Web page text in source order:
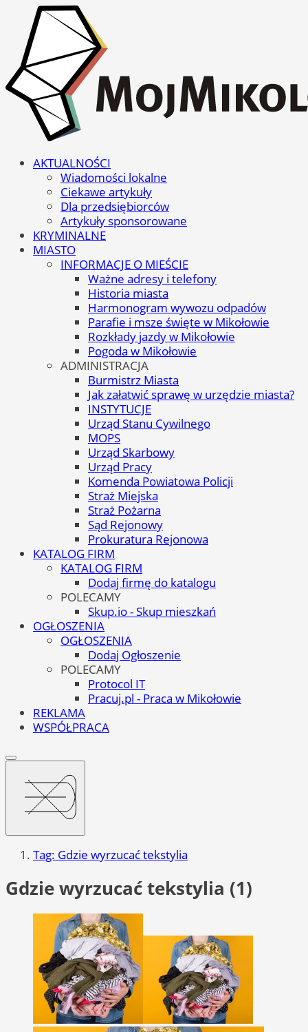
AKTUALNOŚCI
Wiadomości lokalne
Ciekawe artykuły
Dla przedsiębiorców
Artykuły sponsorowane
KRYMINALNE
MIASTO
INFORMACJE O MIEŚCIE
Ważne adresy i telefony
Historia miasta
Harmonogram wywozu odpadów
Parafie i msze święte w Mikołowie
Rozkłady jazdy w Mikołowie
Pogoda w Mikołowie
ADMINISTRACJA
Burmistrz Miasta
Jak załatwić sprawę w urzędzie miasta?
INSTYTUCJE
Urząd Stanu Cywilnego
MOPS
Urząd Skarbowy
Urząd Pracy
Komenda Powiatowa Policji
Straż Miejska
Straż Pożarna
Sąd Rejonowy
Prokuratura Rejonowa
KATALOG FIRM
KATALOG FIRM
Dodaj firmę do katalogu
POLECAMY
Skup.io - Skup mieszkań
OGŁOSZENIA
OGŁOSZENIA
Dodaj Ogłoszenie
POLECAMY
Protocol IT
Pracuj.pl - Praca w Mikołowie
REKLAMA
WSPÓŁPRACA
Tag: Gdzie wyrzucać tekstylia
Gdzie wyrzucać tekstylia (1)